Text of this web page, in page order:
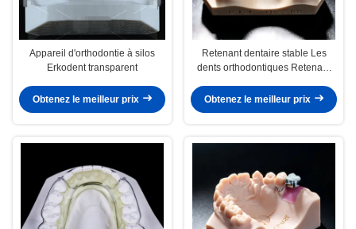
Appareil d'orthodontie à silos
Erkodent transparent
Obtenez le meilleur prix
Retenant dentaire stable Les
dents orthodontiques Retenant
Obtenez le meilleur prix